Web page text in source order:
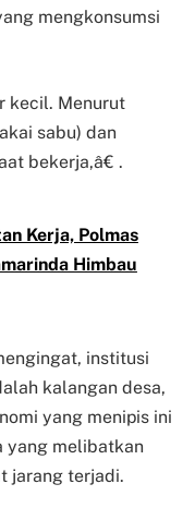
mengkonsumsi
kecil. Menurut
sabu) dan
bekerja,â€ .
Kerja, Polmas
Himbau
institusi
kalangan desa,
yang menipis ini
yang melibatkan
jarang terjadi.